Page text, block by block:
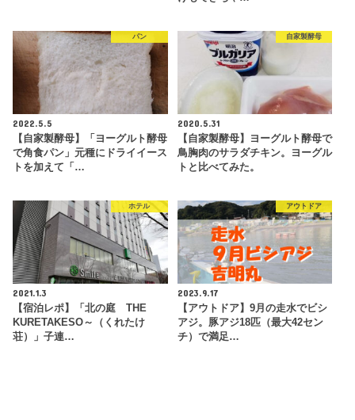
パン
2022.5.5
【自家製酵母】「ヨーグルト酵母
で角食パン」元種にドライイース
トを加えて「…
自家製酵母
2020.5.31
【自家製酵母】ヨーグルト酵母で
鳥胸肉のサラダチキン。ヨーグル
トと比べてみた。
ホテル
2021.1.3
【宿泊レポ】「北の庭 THE
KURETAKESO～（くれたけ
荘）」子連…
アウトドア
2023.9.17
【アウトドア】9月の走水でビシ
アジ。豚アジ18匹（最大42セン
チ）で満足…